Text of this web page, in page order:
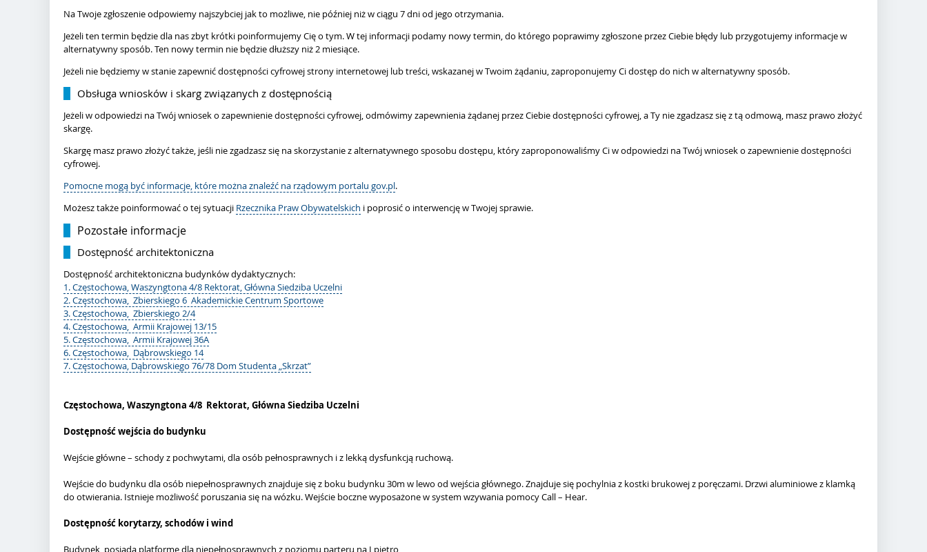
Na Twoje zgłoszenie odpowiemy najszybciej jak to możliwe, nie później niż w ciągu 7 dni od jego otrzymania.
Jeżeli ten termin będzie dla nas zbyt krótki poinformujemy Cię o tym. W tej informacji podamy nowy termin, do którego poprawimy zgłoszone przez Ciebie błędy lub przygotujemy informacje w
alternatywny sposób. Ten nowy termin nie będzie dłuższy niż 2 miesiące.
Jeżeli nie będziemy w stanie zapewnić dostępności cyfrowej strony internetowej lub treści, wskazanej w Twoim żądaniu, zaproponujemy Ci dostęp do nich w alternatywny sposób.
Obsługa wniosków i skarg związanych z dostępnością
Jeżeli w odpowiedzi na Twój wniosek o zapewnienie dostępności cyfrowej, odmówimy zapewnienia żądanej przez Ciebie dostępności cyfrowej, a Ty nie zgadzasz się z tą odmową, masz prawo złożyć
skargę.
Skargę masz prawo złożyć także, jeśli nie zgadzasz się na skorzystanie z alternatywnego sposobu dostępu, który zaproponowaliśmy Ci w odpowiedzi na Twój wniosek o zapewnienie dostępności
cyfrowej.
Pomocne mogą być informacje, które można znaleźć na rządowym portalu gov.pl.
Możesz także poinformować o tej sytuacji Rzecznika Praw Obywatelskich i poprosić o interwencję w Twojej sprawie.
Pozostałe informacje
Dostępność architektoniczna
Dostępność architektoniczna budynków dydaktycznych:
1. Częstochowa, Waszyngtona 4/8 Rektorat, Główna Siedziba Uczelni
2. Częstochowa, Zbierskiego 6 Akademickie Centrum Sportowe
3. Częstochowa, Zbierskiego 2/4
4. Częstochowa, Armii Krajowej 13/15
5. Częstochowa, Armii Krajowej 36A
6. Częstochowa, Dąbrowskiego 14
7. Częstochowa, Dąbrowskiego 76/78 Dom Studenta „Skrzat”
Częstochowa, Waszyngtona 4/8 Rektorat, Główna Siedziba Uczelni
Dostępność wejścia do budynku
Wejście główne – schody z pochwytami, dla osób pełnosprawnych i z lekką dysfunkcją ruchową.
Wejście do budynku dla osób niepełnosprawnych znajduje się z boku budynku 30m w lewo od wejścia głównego. Znajduje się pochylnia z kostki brukowej z poręczami. Drzwi aluminiowe z klamką
do otwierania. Istnieje możliwość poruszania się na wózku. Wejście boczne wyposażone w system wzywania pomocy Call – Hear.
Dostępność korytarzy, schodów i wind
Budynek posiada platformę dla niepełnosprawnych z poziomu parteru na I piętro